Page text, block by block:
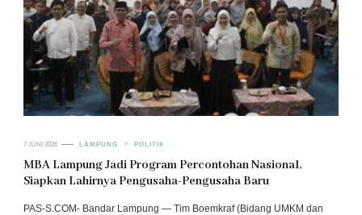
7 JUNI 2026 LAMPUNG POLITIK
MBA Lampung Jadi Program Percontohan Nasional,
Siapkan Lahirnya Pengusaha-Pengusaha Baru
PAS-S.COM- Bandar Lampung — Tim Boemkraf (Bidang UMKM dan